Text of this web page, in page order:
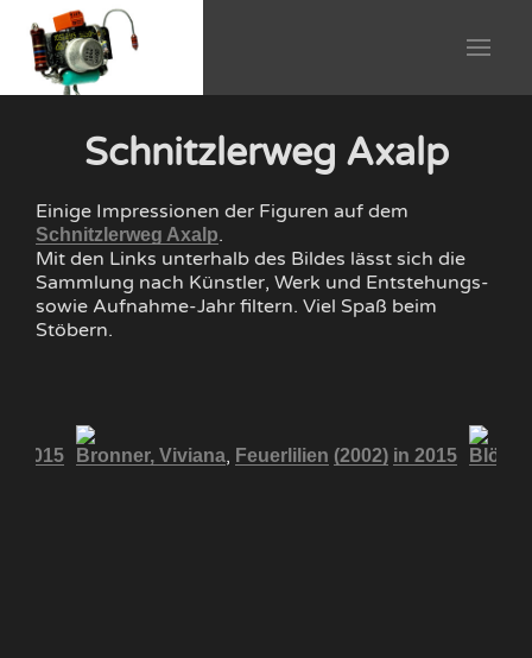
Schnitzlerweg Axalp
Einige Impressionen der Figuren auf dem
Schnitzlerweg Axalp.
Mit den Links unterhalb des Bildes lässt sich die
Sammlung nach Künstler, Werk und Entstehungs-
sowie Aufnahme-Jahr filtern. Viel Spaß beim
Stöbern.
in 2015 Bronner, Viviana, Feuerlilien (2002) in 2015